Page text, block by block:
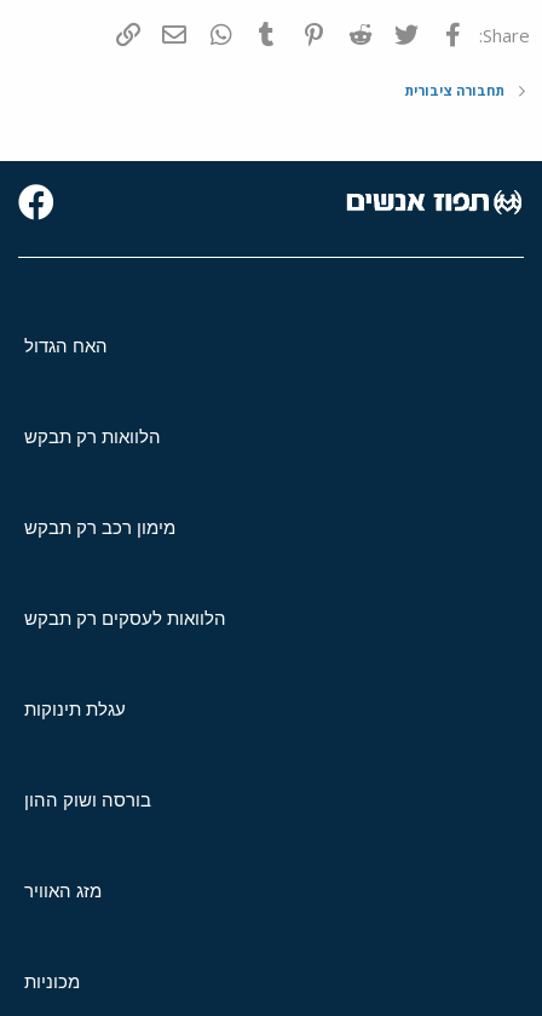
Share: פייסבוק Twitter
Reddit
Pinterest
Tumblr
WhatsAppדואר אלקטרוני
תחבורה ציבורית
האח הגדול
הלוואות רק תבקש
מימון רכב רק תבקש
הלוואות לעסקים רק תבקש
עגלת תינוקות
בורסה ושוק ההון
מזג האוויר
מכוניות